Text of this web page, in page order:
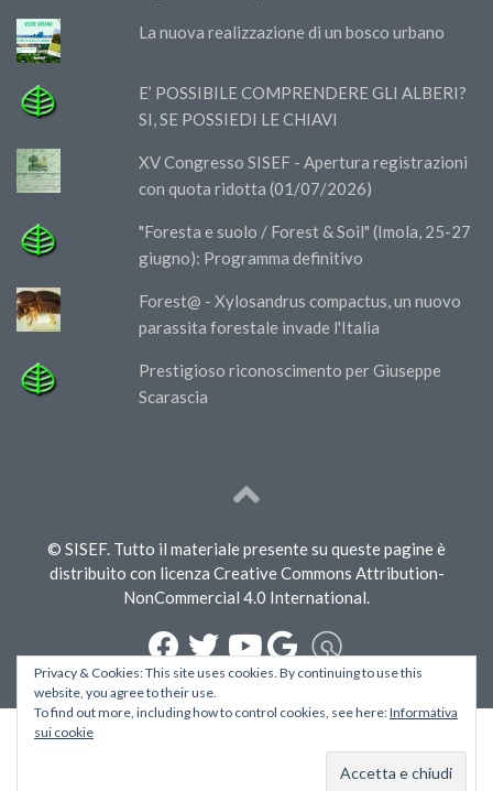
La nuova realizzazione di un bosco urbano
E’ POSSIBILE COMPRENDERE GLI ALBERI?
SI, SE POSSIEDI LE CHIAVI
XV Congresso SISEF - Apertura registrazioni
con quota ridotta (01/07/2026)
"Foresta e suolo / Forest & Soil" (Imola, 25-27
giugno): Programma definitivo
Forest@ - Xylosandrus compactus, un nuovo
parassita forestale invade l'Italia
Prestigioso riconoscimento per Giuseppe
Scarascia
© SISEF. Tutto il materiale presente su queste pagine è
distribuito con licenza Creative Commons Attribution-
NonCommercial 4.0 International.
Privacy & Cookies: This site uses cookies. By continuing to use this
website, you agree to their use.
To find out more, including how to control cookies, see here:Informativa
sui cookie